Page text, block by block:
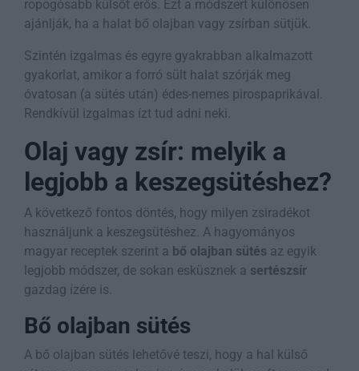
ropogósabb külsőt erős. Ezt a módszert különösen
ajánlják, ha a halat bő olajban vagy zsírban sütjük.
Szintén izgalmas és egyre gyakrabban alkalmazott
gyakorlat, amikor a forró sült halat szórják meg
óvatosan (a sütés után) édes-nemes pirospaprikával.
Rendkívül izgalmas ízt tud adni neki.
Olaj vagy zsír: melyik a
legjobb a keszegsütéshez?
A következő fontos döntés, hogy milyen zsiradékot
használjunk a keszegsütéshez. A hagyományos
magyar receptek szerint a bő olajban sütés az egyik
legjobb módszer, de sokan esküsznek a sertészsír
gazdag ízére is.
Bő olajban sütés
A bő olajban sütés lehetővé teszi, hogy a hal külső